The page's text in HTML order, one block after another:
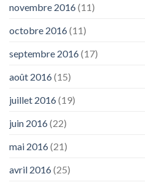
novembre 2016(11)
octobre 2016(11)
septembre 2016(17)
août 2016(15)
juillet 2016(19)
juin 2016(22)
mai 2016(21)
avril 2016(25)